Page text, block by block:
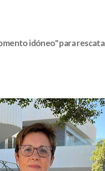
idóneo" para